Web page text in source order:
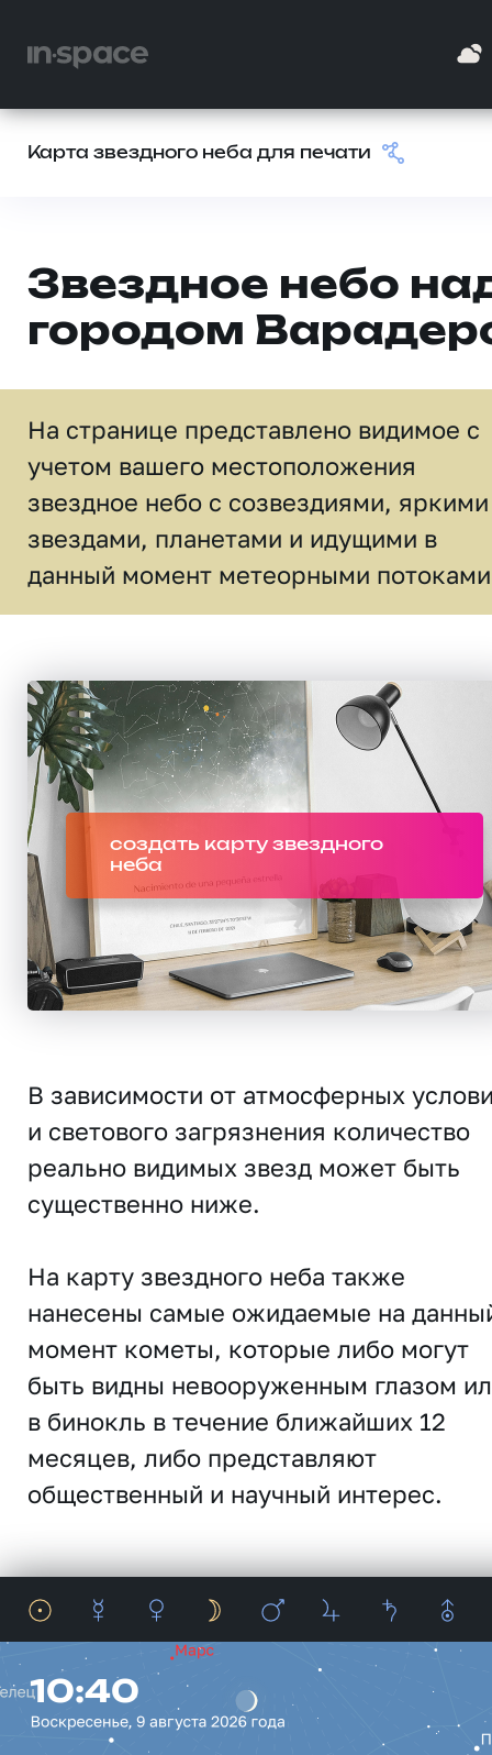
Карта звездного неба для печати
Звездное небо
городом
На странице представлено видимое c
учетом вашего местоположения
звездное небо c созвездиями, яркими
звездами, планетами и идущими в
данный момент метеорными
создать карту звездного
неба
В зависимости от атмосферных
и светового загрязнения количество
реально видимых звезд может быть
существенно ниже.
На карту звездного неба также
нанесены самые ожидаемые на
момент кометы, которые либо могут
быть видны невооруженным глазом
в бинокль в течение ближайших 12
месяцев, либо представляют
общественный и научный интерес.